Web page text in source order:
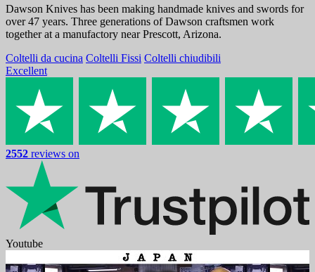
Dawson Knives has been making handmade knives and swords for
over 47 years. Three generations of Dawson craftsmen work
together at a manufactory near Prescott, Arizona.
Coltelli da cucina Coltelli Fissi Coltelli chiudibili
Excellent
2552 reviews on
Youtube